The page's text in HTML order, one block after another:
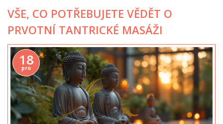
VŠE, CO POTŘEBUJETE VĚDĚT O
PRVOTNÍ TANTRICKÉ MASÁŽI
18
pro